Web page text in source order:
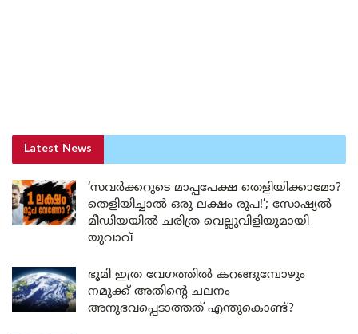
Latest News
‘സവർക്കറുടെ മാപ്പപേക്ഷ തെളിയിക്കാമോ?
തെളിയിച്ചാൽ ഒരു ലക്ഷം രൂപ!’; സോഷ്യൽ
മീഡിയയിൽ ചരിത്ര വെല്ലുവിളിയുമായി
യുവാവ്
ഭൂമി ഇത്ര വേഗത്തിൽ കറങ്ങുമ്പോഴും
നമുക്ക് അതിന്റെ ചലനം
അനുഭവപ്പെടാത്തത് എന്തുകൊണ്ട്?